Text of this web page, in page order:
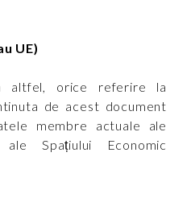
UE)
altfel, orice referire la
de acest document
membre actuale ale
Spațiului Economic